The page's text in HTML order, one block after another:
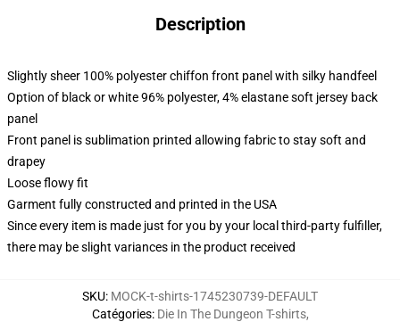
Description
Slightly sheer 100% polyester chiffon front panel with silky handfeel
Option of black or white 96% polyester, 4% elastane soft jersey back
panel
Front panel is sublimation printed allowing fabric to stay soft and
drapey
Loose flowy fit
Garment fully constructed and printed in the USA
Since every item is made just for you by your local third-party fulfiller,
there may be slight variances in the product received
SKU: MOCK-t-shirts-1745230739-DEFAULT
Catégories: Die In The Dungeon T-shirts,